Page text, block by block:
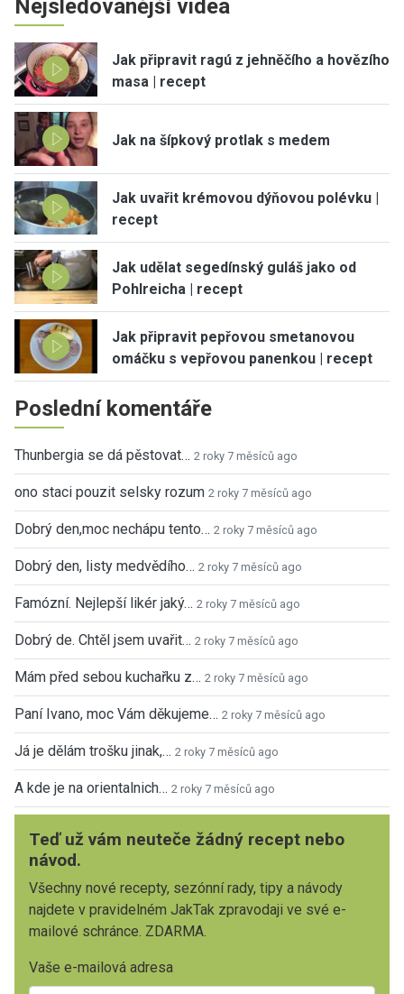
Nejsledovanější videa
Jak připravit ragú z jehněčího a hovězího
masa | recept
Jak na šípkový protlak s medem
Jak uvařit krémovou dýňovou polévku |
recept
Jak udělat segedínský guláš jako od
Pohlreicha | recept
Jak připravit pepřovou smetanovou
omáčku s vepřovou panenkou | recept
Poslední komentáře
Thunbergia se dá pěstovat… 2 roky 7 měsíců ago
ono staci pouzit selsky rozum 2 roky 7 měsíců ago
Dobrý den,moc nechápu tento… 2 roky 7 měsíců ago
Dobrý den, listy medvědího… 2 roky 7 měsíců ago
Famózní. Nejlepší likér jaký… 2 roky 7 měsíců ago
Dobrý de. Chtěl jsem uvařit… 2 roky 7 měsíců ago
Mám před sebou kuchařku z… 2 roky 7 měsíců ago
Paní Ivano, moc Vám děkujeme… 2 roky 7 měsíců ago
Já je dělám trošku jinak,… 2 roky 7 měsíců ago
A kde je na orientalnich… 2 roky 7 měsíců ago
Teď už vám neuteče žádný recept nebo
návod.
Všechny nové recepty, sezónní rady, tipy a návody
najdete v pravidelném JakTak zpravodaji ve své e-
mailové schránce. ZDARMA.
Vaše e-mailová adresa